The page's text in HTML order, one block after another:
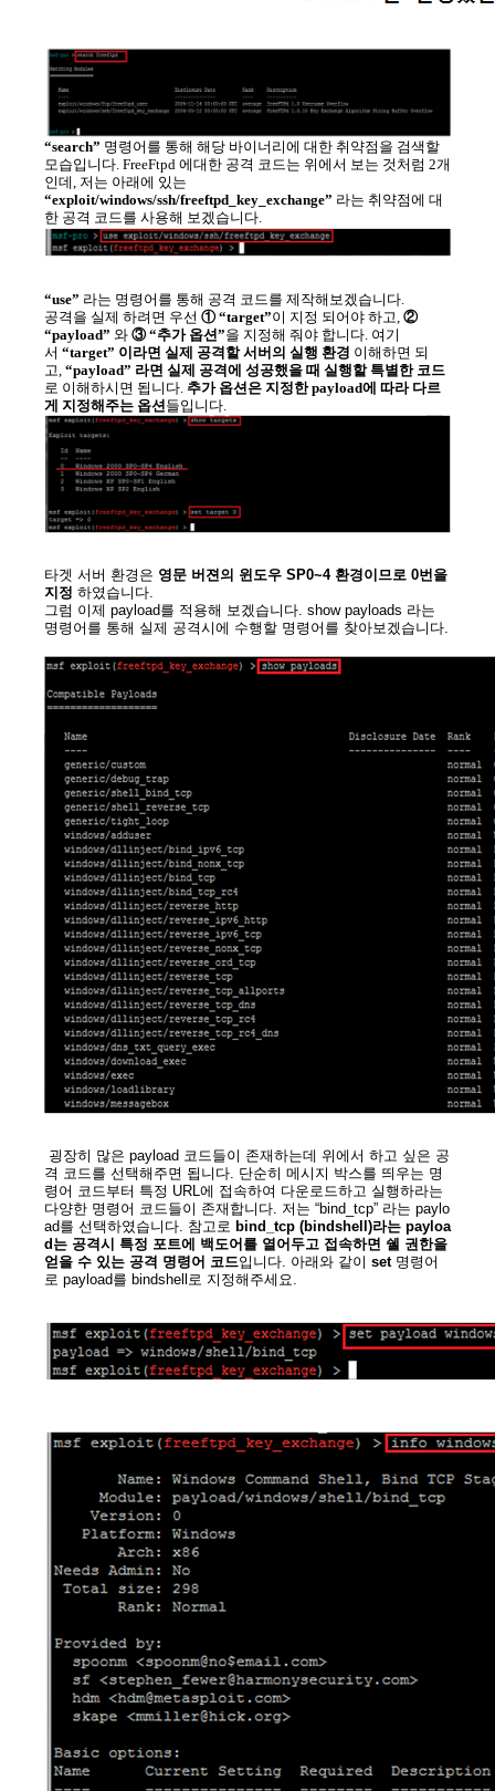
“search” 명령어를 통해 해당 바이너리에 대한 취약점을 검색할
모습입니다. FreeFtpd 에대한 공격 코드는 위에서 보는 것처럼 2개
인데, 저는 아래에 있는
“exploit/windows/ssh/freeftpd_key_exchange” 라는 취약점에 대
한 공격 코드를 사용해 보겠습니다.
“use” 라는 명령어를 통해 공격 코드를 제작해보겠습니다.
공격을 실제 하려면 우선 ① “target”이 지정 되어야 하고, ②
“payload” 와 ③ “추가 옵션”을 지정해 줘야 합니다. 여기
서 “target” 이라면 실제 공격할 서버의 실행 환경 이해하면 되
고, “payload” 라면 실제 공격에 성공했을 때 실행할 특별한 코드
로 이해하시면 됩니다. 추가 옵션은 지정한 payload에 따라 다르
게 지정해주는 옵션들입니다.
타겟 서버 환경은 영문 버젼의 윈도우 SP0~4 환경이므로 0번을
지정 하였습니다.
그럼 이제 payload를 적용해 보겠습니다. show payloads 라는
명령어를 통해 실제 공격시에 수행할 명령어를 찾아보겠습니다.
굉장히 많은 payload 코드들이 존재하는데 위에서 하고 싶은 공
격 코드를 선택해주면 됩니다. 단순히 메시지 박스를 띄우는 명
령어 코드부터 특정 URL에 접속하여 다운로드하고 실행하라는
다양한 명령어 코드들이 존재합니다. 저는 “bind_tcp” 라는 paylo
ad를 선택하였습니다. 참고로 bind_tcp (bindshell)라는 payloa
d는 공격시 특정 포트에 백도어를 열어두고 접속하면 쉘 권한을
얻을 수 있는 공격 명령어 코드입니다. 아래와 같이 set 명령어
로 payload를 bindshell로 지정해주세요.